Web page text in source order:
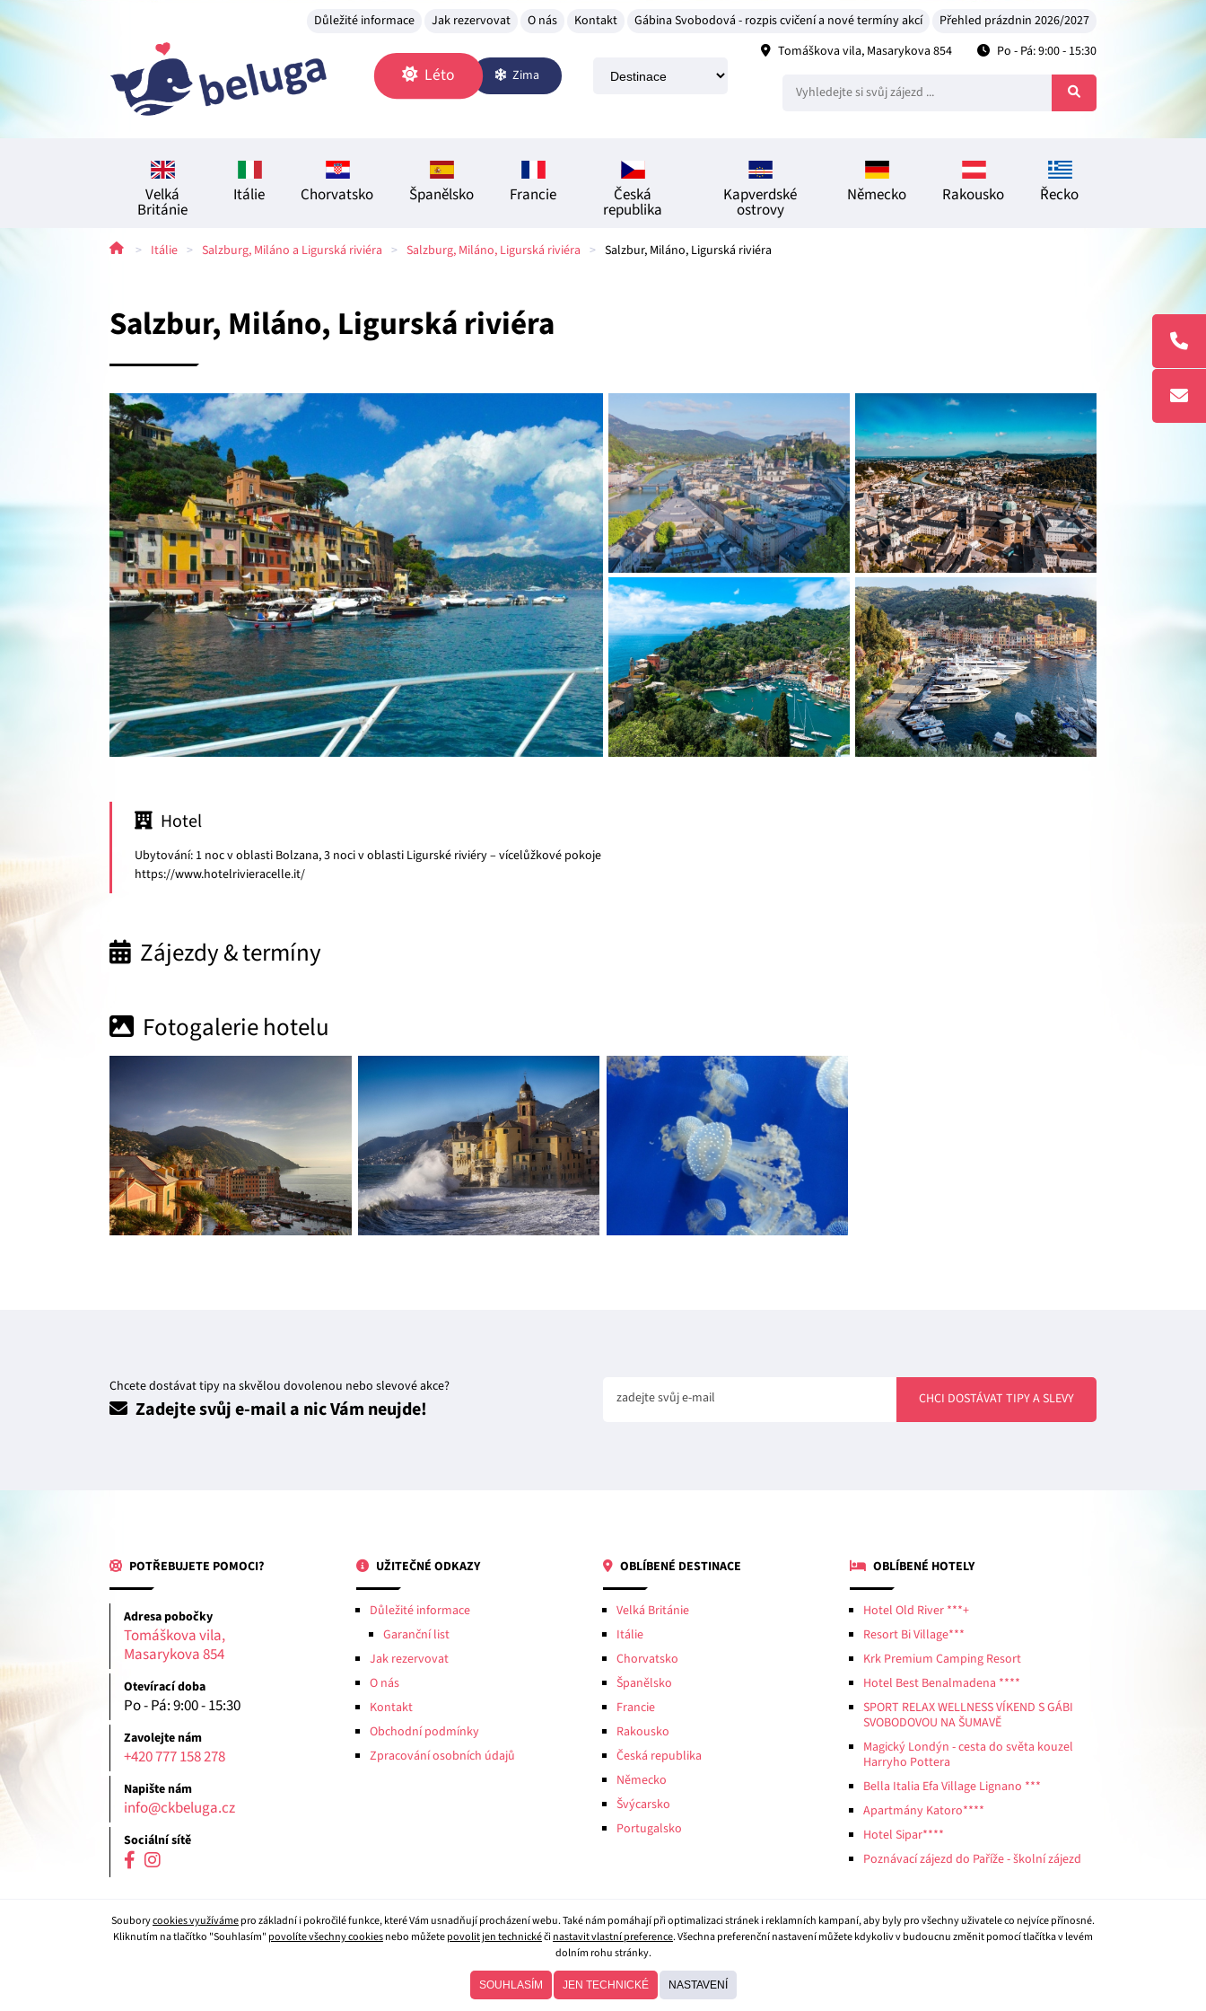
Důležité informace Jak rezervovat O nás Kontakt Gábina Svobodová - rozpis cvičení a nové termíny akcí Přehled prázdnin 2026/2027
Léto Zima
Tomáškova vila, Masarykova 854 Po - Pá: 9:00 - 15:30
Velká
Británie
Itálie Chorvatsko Španělsko Francie Česká
republika
Kapverdské
ostrovy
Německo Rakousko Řecko
> Itálie > Salzburg, Miláno a Ligurská riviéra > Salzburg, Miláno, Ligurská riviéra > Salzbur, Miláno, Ligurská riviéra
Salzbur, Miláno, Ligurská riviéra
Hotel
Ubytování: 1 noc v oblasti Bolzana, 3 noci v oblasti Ligurské riviéry – vícelůžkové pokoje
https://www.hotelrivieracelle.it/
Zájezdy & termíny
Fotogalerie hotelu
Chcete dostávat tipy na skvělou dovolenou nebo slevové akce?
Zadejte svůj e-mail a nic Vám neujde! zadejte svůj e-mail CHCI DOSTÁVAT TIPY A SLEVY
POTŘEBUJETE POMOCI?
Adresa pobočky
Tomáškova vila,
Masarykova 854
Otevírací doba
Po - Pá: 9:00 - 15:30
Zavolejte nám
+420 777 158 278
Napište nám
info@ckbeluga.cz
Sociální sítě
UŽITEČNÉ ODKAZY
Důležité informace
Garanční list
Jak rezervovat
O nás
Kontakt
Obchodní podmínky
Zpracování osobních údajů
OBLÍBENÉ DESTINACE
Velká Británie
Itálie
Chorvatsko
Španělsko
Francie
Rakousko
Česká republika
Německo
Švýcarsko
Portugalsko
OBLÍBENÉ HOTELY
Hotel Old River ***+
Resort Bi Village***
Krk Premium Camping Resort
Hotel Best Benalmadena ****
SPORT RELAX WELLNESS VÍKEND S GÁBI
SVOBODOVOU NA ŠUMAVĚ
Magický Londýn - cesta do světa kouzel
Harryho Pottera
Bella Italia Efa Village Lignano ***
Apartmány Katoro****
Hotel Sipar****
Poznávací zájezd do Paříže - školní zájezd
© 2026CK Beluga- všechna práva vyhrazena.
Souborycookies využívámepro základní i pokročilé funkce, které Vám usnadňují procházení webu. Také nám pomáhají při optimalizaci stránek i reklamních kampaní, aby byly pro všechny uživatele co nejvíce přínosné.
Kliknutím na tlačítko "Souhlasím"povolíte všechny cookiesnebo můžetepovolit jen technickéči nastavit vlastní preference. Všechna preferenční nastavení můžete kdykoliv v budoucnu změnit pomocí tlačítka v levém
dolním rohu stránky.
SOUHLASÍM JEN TECHNICKÉ NASTAVENÍ